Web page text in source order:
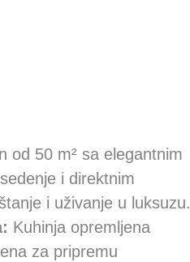
od 50 m² sa elegantnim
i direktnim
i uživanje u luksuzu.
Kuhinja opremljena
za pripremu